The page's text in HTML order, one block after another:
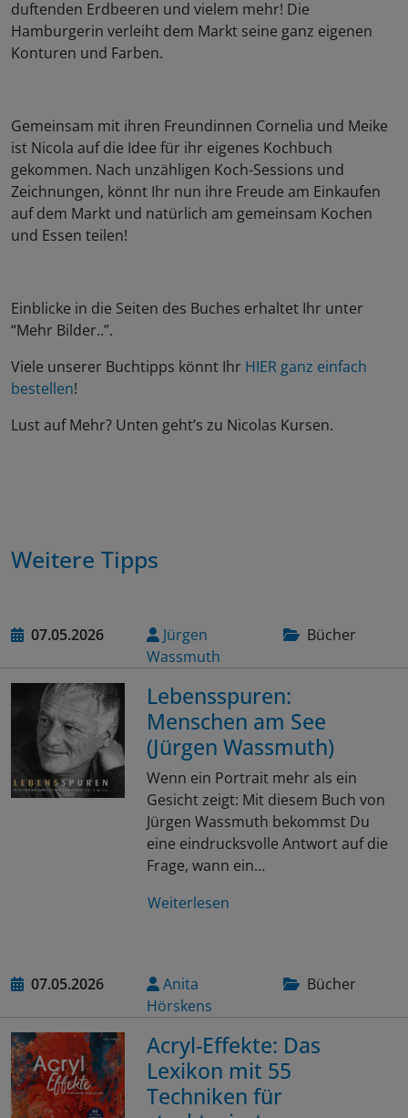
duftenden Erdbeeren und vielem mehr! Die
Hamburgerin verleiht dem Markt seine ganz eigenen
Konturen und Farben.
Gemeinsam mit ihren Freundinnen Cornelia und Meike
ist Nicola auf die Idee für ihr eigenes Kochbuch
gekommen. Nach unzähligen Koch-Sessions und
Zeichnungen, könnt Ihr nun ihre Freude am Einkaufen
auf dem Markt und natürlich am gemeinsam Kochen
und Essen teilen!
Einblicke in die Seiten des Buches erhaltet Ihr unter
“Mehr Bilder..”.
Viele unserer Buchtipps könnt Ihr HIER ganz einfach
bestellen!
Lust auf Mehr? Unten geht’s zu Nicolas Kursen.
Weitere Tipps
07.05.2026
Jürgen
Wassmuth
Bücher
Lebensspuren:
Menschen am See
(Jürgen Wassmuth)
Wenn ein Portrait mehr als ein
Gesicht zeigt: Mit diesem Buch von
Jürgen Wassmuth bekommst Du
eine eindrucksvolle Antwort auf die
Frage, wann ein…
Weiterlesen
07.05.2026
Anita
Hörskens
Bücher
Acryl-Effekte: Das
Lexikon mit 55
Techniken für